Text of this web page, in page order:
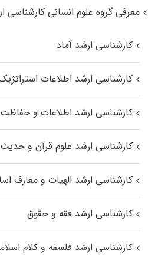
معرفی گروه علوم انسانی کارشناسی
کارشناسی ارشد آماد
کارشناسی ارشد اطلاعات
کارشناسی ارشد اطلاعات و
کارشناسی ارشد علوم قرآن و حدیث
کارشناسی ارشد الهیات و
کارشناسی ارشد فقه و حقوق
کارشناسی ارشد فلسفه و کلام